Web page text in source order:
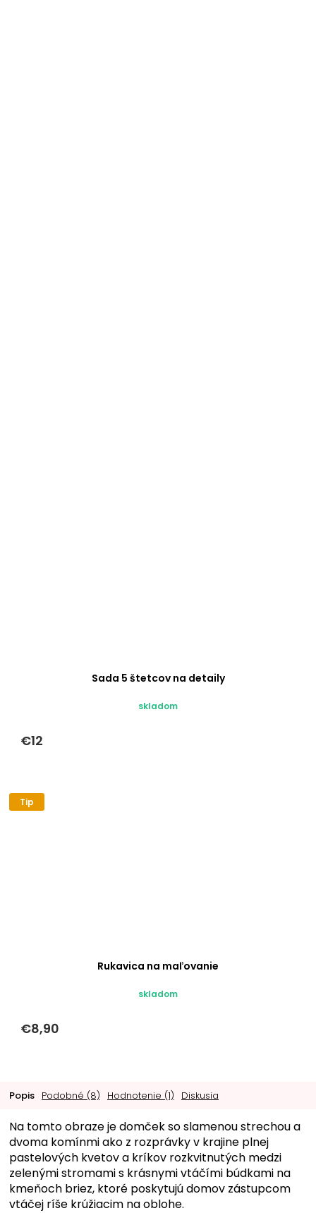
Sada 5 štetcov na detaily
skladom
€12
Tip
Rukavica na maľovanie
skladom
€8,90
Popis Podobné (8) Hodnotenie (1) Diskusia
Na tomto obraze je domček so slamenou strechou a
dvoma komínmi ako z rozprávky v krajine plnej
pastelových kvetov a kríkov rozkvitnutých medzi
zelenými stromami s krásnymi vtáčími búdkami na
kmeňoch briez, ktoré poskytujú domov zástupcom
vtáčej ríše krúžiacim na oblohe.